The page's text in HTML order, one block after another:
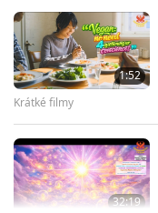
1:52
Krátké filmy
32:19